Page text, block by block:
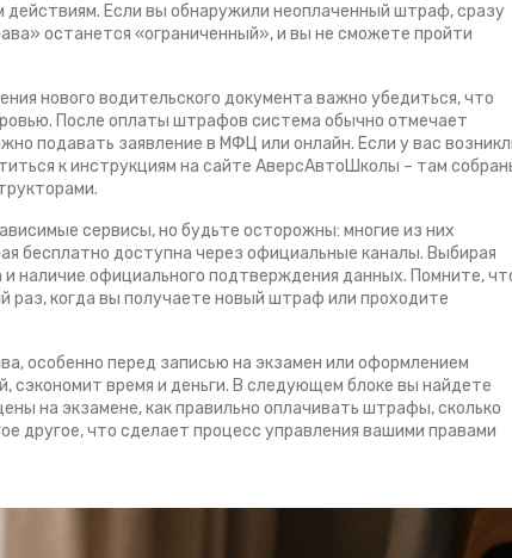
Если вы обнаружили неоплаченный штраф, сразу
останется «ограниченный», и вы не сможете пройти
нового водительского документа важно убедиться, что
После оплаты штрафов система обычно отмечает
подавать заявление в МФЦ или онлайн. Если у вас
к инструкциям на сайте АверсАвтоШколы – там
сервисы, но будьте осторожны: многие из них
бесплатно доступна через официальные каналы. Выбирая
наличие официального подтверждения данных. Помните,
раз, когда вы получаете новый штраф или проходите
особенно перед записью на экзамен или оформлением
время и деньги. В следующем блоке вы найдете
на экзамене, как правильно оплачивать штрафы, сколько
другое, что сделает процесс управления вашими правами